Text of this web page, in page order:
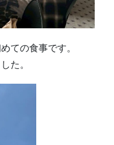
ての食事です。
た。